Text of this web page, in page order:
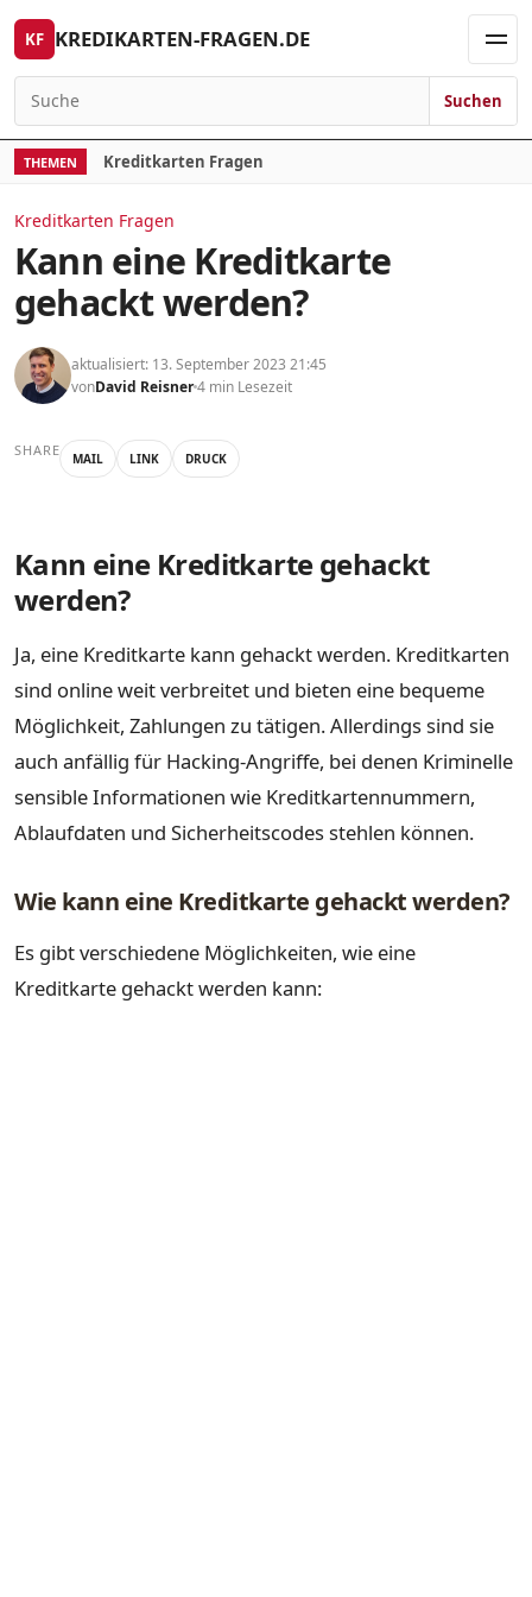
Skip to content
KF KREDIKARTEN-FRAGEN.DE
Search for:
Suchen
THEMEN Kreditkarten Fragen
Kreditkarten Fragen
Kann eine Kreditkarte
gehackt werden?
aktualisiert: 13. September 2023 21:45
vonDavid Reisner4 min Lesezeit
SHARE MAIL LINK DRUCK
Kann eine Kreditkarte gehackt
werden?
Ja, eine Kreditkarte kann gehackt werden. Kreditkarten
sind online weit verbreitet und bieten eine bequeme
Möglichkeit, Zahlungen zu tätigen. Allerdings sind sie
auch anfällig für Hacking-Angriffe, bei denen Kriminelle
sensible Informationen wie Kreditkartennummern,
Ablaufdaten und Sicherheitscodes stehlen können.
Wie kann eine Kreditkarte gehackt werden?
Es gibt verschiedene Möglichkeiten, wie eine
Kreditkarte gehackt werden kann: